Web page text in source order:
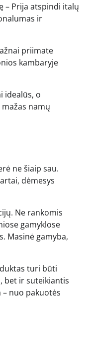
– Prija atspindi italų
ir
priimate
kambaryje
idealūs, o
namų
ne šiaip sau.
dėmesys
Ne rankomis
gamyklose
Masinė gamyba,
turi būti
bet ir suteikiantis
nuo pakuotės